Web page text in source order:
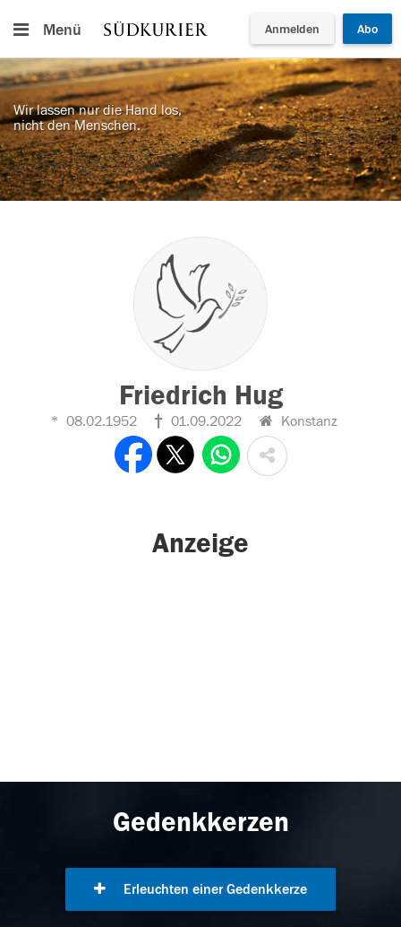
Menü Anmelden Abo
Wir lassen nur die Hand los,
nicht den Menschen.
Friedrich Hug
08.02.1952 01.09.2022 Konstanz
Anzeige
Gedenkkerzen
Erleuchten einer Gedenkkerze